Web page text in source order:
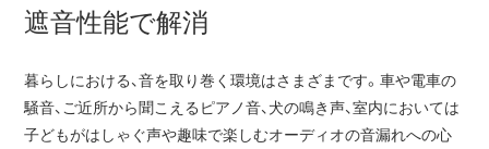
遮音性能で解消
暮らしにおける、音を取り巻く環境はさまざまです。車や電車の
騒音、ご近所から聞こえるピアノ音、犬の鳴き声、室内においては
子どもがはしゃぐ声や趣味で楽しむオーディオの音漏れへの心